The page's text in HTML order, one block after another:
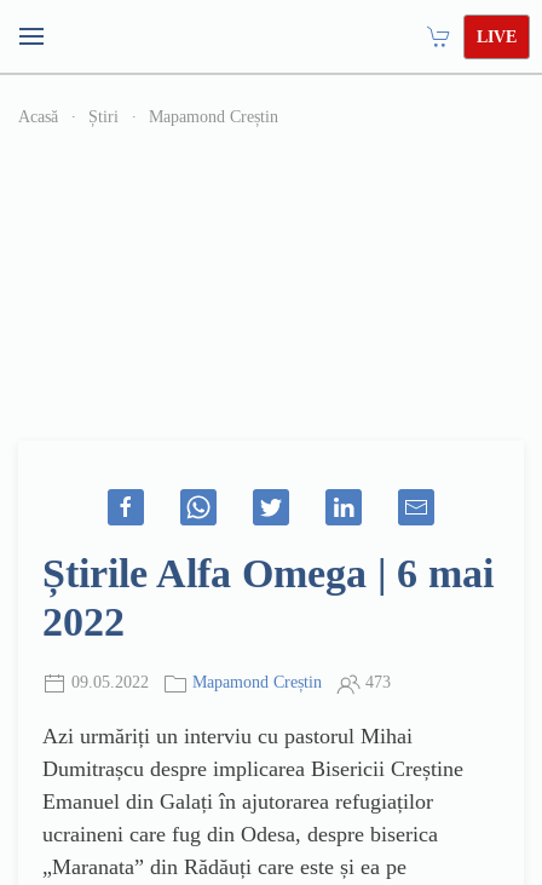
LIVE
Acasă Știri Mapamond Creștin
Știrile Alfa Omega | 6 mai
2022
09.05.2022 Mapamond Creștin 473
Azi urmăriți un interviu cu pastorul Mihai
Dumitrașcu despre implicarea Bisericii Creștine
Emanuel din Galați în ajutorarea refugiaților
ucraineni care fug din Odesa, despre biserica
„Maranata” din Rădăuți care este și ea pe